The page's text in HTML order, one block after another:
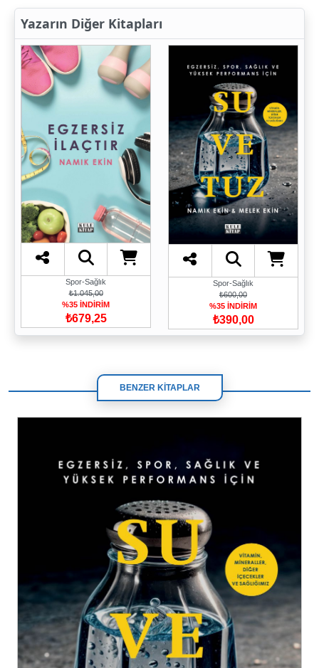
Yazarın Diğer Kitapları
Spor-Sağlık
₺1.045,00
%35 İNDİRİM
₺679,25
Spor-Sağlık
₺600,00
%35 İNDİRİM
₺390,00
BENZER KİTAPLAR